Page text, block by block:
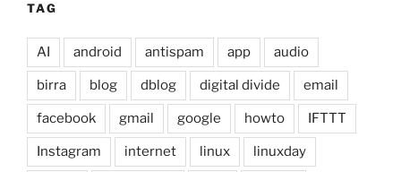
TAG
AI android antispam app audio
birra blog dblog digital divide email
facebook gmail google howto IFTTT
Instagram internet linux linuxday